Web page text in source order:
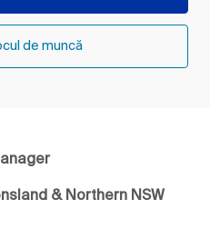
de muncă
& Northern NSW